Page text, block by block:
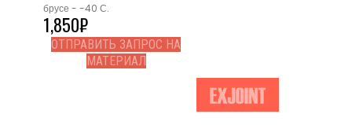
брусе - -40 С.
1,850₽
ОТПРАВИТЬ ЗАПРОС НА
МАТЕРИАЛ